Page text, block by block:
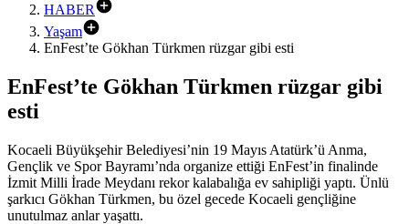
HABER
Yaşam
EnFest’te Gökhan Türkmen rüzgar gibi esti
EnFest’te Gökhan Türkmen rüzgar gibi
esti
Kocaeli Büyükşehir Belediyesi’nin 19 Mayıs Atatürk’ü Anma,
Gençlik ve Spor Bayramı’nda organize ettiği EnFest’in finalinde
İzmit Milli İrade Meydanı rekor kalabalığa ev sahipliği yaptı. Ünlü
şarkıcı Gökhan Türkmen, bu özel gecede Kocaeli gençliğine
unutulmaz anlar yaşattı.